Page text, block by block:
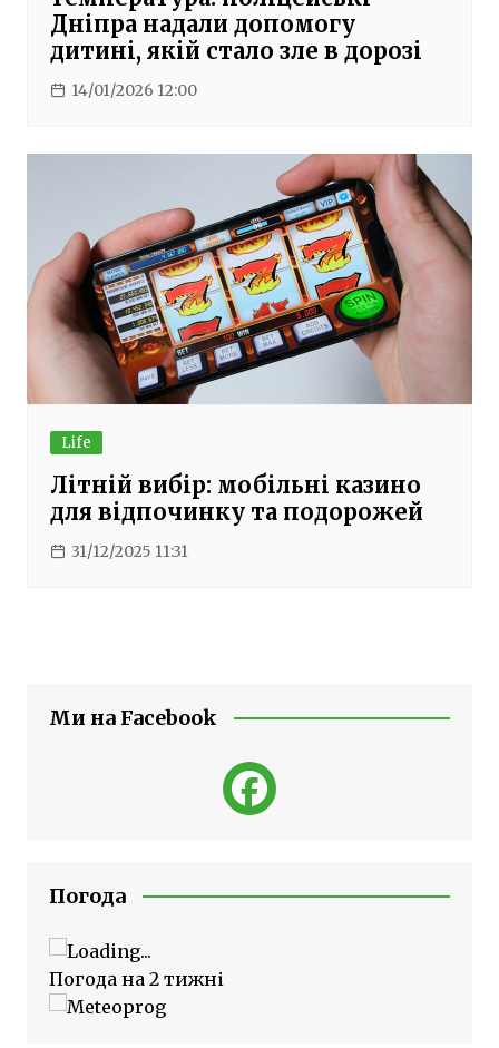
Дніпра надали допомогу
дитині, якій стало зле в дорозі
14/01/2026 12:00
Life
Літній вибір: мобільні казино
для відпочинку та подорожей
31/12/2025 11:31
Ми на Facebook
Погода
Погода на 2 тижні